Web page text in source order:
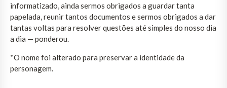
informatizado, ainda sermos obrigados a guardar tanta
papelada, reunir tantos documentos e sermos obrigados a dar
tantas voltas para resolver questões até simples do nosso dia
a dia — ponderou.
*O nome foi alterado para preservar a identidade da
personagem.